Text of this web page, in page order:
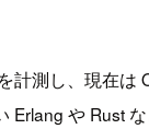
測し、現在は
Erlang や Rust